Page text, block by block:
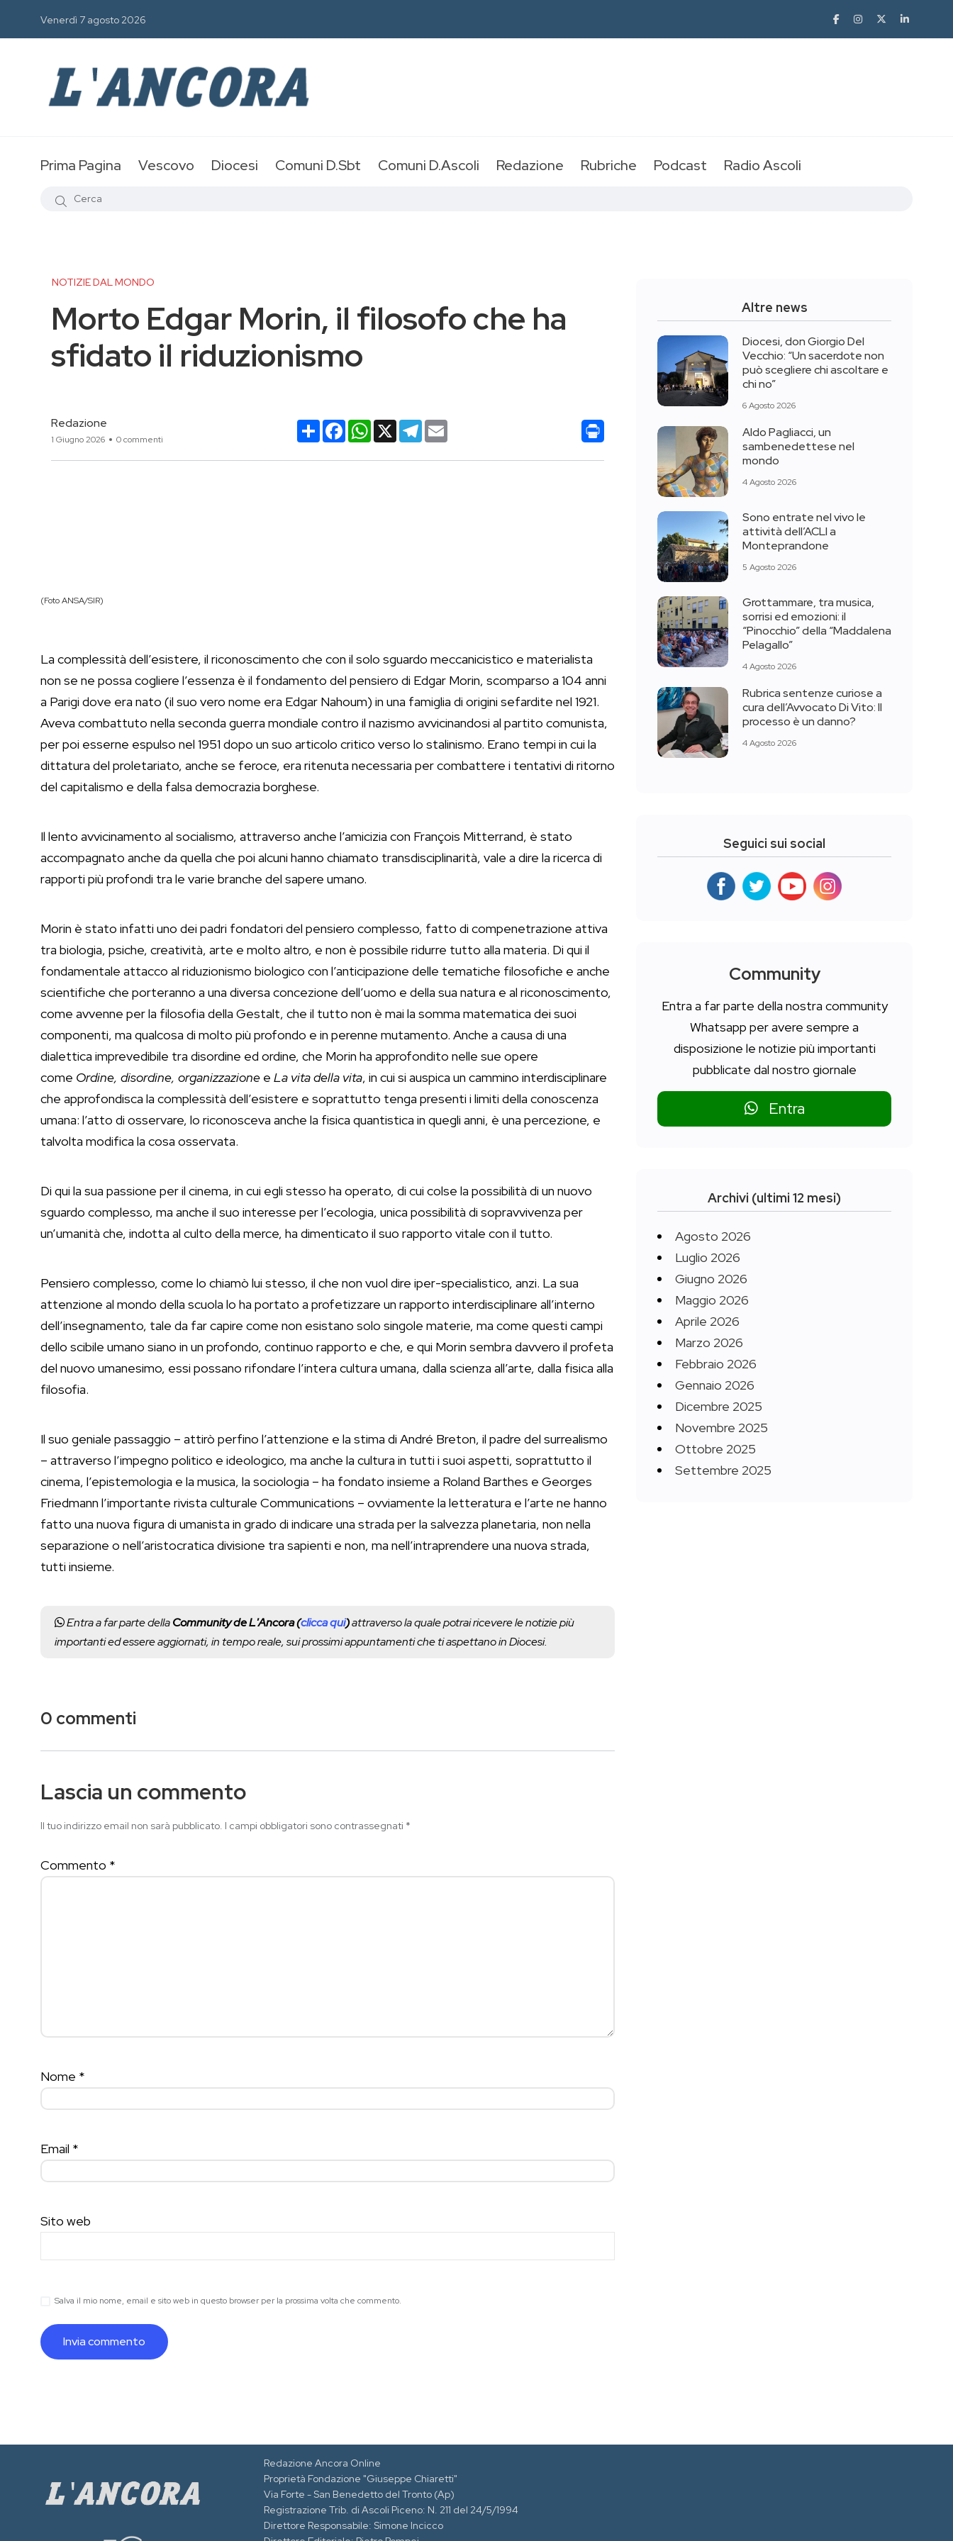
Venerdì 7 agosto 2026
Prima Pagina Vescovo Diocesi Comuni D.Sbt Comuni D.Ascoli Redazione Rubriche Podcast Radio Ascoli
NOTIZIE DAL MONDO
Morto Edgar Morin, il filosofo che ha
sfidato il riduzionismo
Redazione
1 Giugno 2026 0 commenti
CondividiFacebookWhatsApp
X Telegram
(Foto ANSA/SIR)
La complessità dell’esistere, il riconoscimento che con il solo sguardo meccanicistico e materialista
non se ne possa cogliere l’essenza è il fondamento del pensiero di Edgar Morin, scomparso a 104 anni
a Parigi dove era nato (il suo vero nome era Edgar Nahoum) in una famiglia di origini sefardite nel 1921.
Aveva combattuto nella seconda guerra mondiale contro il nazismo avvicinandosi al partito comunista,
per poi esserne espulso nel 1951 dopo un suo articolo critico verso lo stalinismo. Erano tempi in cui la
dittatura del proletariato, anche se feroce, era ritenuta necessaria per combattere i tentativi di ritorno
del capitalismo e della falsa democrazia borghese.
Il lento avvicinamento al socialismo, attraverso anche l’amicizia con François Mitterrand, è stato
accompagnato anche da quella che poi alcuni hanno chiamato transdisciplinarità, vale a dire la ricerca di
rapporti più profondi tra le varie branche del sapere umano.
Morin è stato infatti uno dei padri fondatori del pensiero complesso, fatto di compenetrazione attiva
tra biologia, psiche, creatività, arte e molto altro, e non è possibile ridurre tutto alla materia. Di qui il
fondamentale attacco al riduzionismo biologico con l’anticipazione delle tematiche filosofiche e anche
scientifiche che porteranno a una diversa concezione dell’uomo e della sua natura e al riconoscimento,
come avvenne per la filosofia della Gestalt, che il tutto non è mai la somma matematica dei suoi
componenti, ma qualcosa di molto più profondo e in perenne mutamento. Anche a causa di una
dialettica imprevedibile tra disordine ed ordine, che Morin ha approfondito nelle sue opere
come Ordine, disordine, organizzazione e La vita della vita, in cui si auspica un cammino interdisciplinare
che approfondisca la complessità dell’esistere e soprattutto tenga presenti i limiti della conoscenza
umana: l’atto di osservare, lo riconosceva anche la fisica quantistica in quegli anni, è una percezione, e
talvolta modifica la cosa osservata.
Di qui la sua passione per il cinema, in cui egli stesso ha operato, di cui colse la possibilità di un nuovo
sguardo complesso, ma anche il suo interesse per l’ecologia, unica possibilità di sopravvivenza per
un’umanità che, indotta al culto della merce, ha dimenticato il suo rapporto vitale con il tutto.
Pensiero complesso, come lo chiamò lui stesso, il che non vuol dire iper-specialistico, anzi. La sua
attenzione al mondo della scuola lo ha portato a profetizzare un rapporto interdisciplinare all’interno
dell’insegnamento, tale da far capire come non esistano solo singole materie, ma come questi campi
dello scibile umano siano in un profondo, continuo rapporto e che, e qui Morin sembra davvero il profeta
del nuovo umanesimo, essi possano rifondare l’intera cultura umana, dalla scienza all’arte, dalla fisica alla
filosofia.
Il suo geniale passaggio – attirò perfino l’attenzione e la stima di André Breton, il padre del surrealismo
– attraverso l’impegno politico e ideologico, ma anche la cultura in tutti i suoi aspetti, soprattutto il
cinema, l’epistemologia e la musica, la sociologia – ha fondato insieme a Roland Barthes e Georges
Friedmann l’importante rivista culturale Communications – ovviamente la letteratura e l’arte ne hanno
fatto una nuova figura di umanista in grado di indicare una strada per la salvezza planetaria, non nella
separazione o nell’aristocratica divisione tra sapienti e non, ma nell’intraprendere una nuova strada,
tutti insieme.
Entra a far parte dellaCommunity de L'Ancora (clicca qui)attraverso la quale potrai ricevere le notizie più
importanti ed essere aggiornati, in tempo reale, sui prossimi appuntamenti che ti aspettano in Diocesi.
0 commenti
Lascia un commento
Il tuo indirizzo email non sarà pubblicato. I campi obbligatori sono contrassegnati *
Commento *
Nome *
Email *
Sito web
Salva il mio nome, email e sito web in questo browser per la prossima volta che commento.
Altre news
Diocesi, don Giorgio Del
Vecchio: “Un sacerdote non
può scegliere chi ascoltare e
chi no”
6 Agosto 2026
Aldo Pagliacci, un
sambenedettese nel
mondo
4 Agosto 2026
Sono entrate nel vivo le
attività dell’ACLI a
Monteprandone
5 Agosto 2026
Grottammare, tra musica,
sorrisi ed emozioni: il
“Pinocchio” della “Maddalena
Pelagallo”
4 Agosto 2026
Rubrica sentenze curiose a
cura dell’Avvocato Di Vito: Il
processo è un danno?
4 Agosto 2026
Seguici sui social
Community
Entra a far parte della nostra community
Whatsapp per avere sempre a
disposizione le notizie più importanti
pubblicate dal nostro giornale
Entra
Archivi (ultimi 12 mesi)
Agosto 2026
Luglio 2026
Giugno 2026
Maggio 2026
Aprile 2026
Marzo 2026
Febbraio 2026
Gennaio 2026
Dicembre 2025
Novembre 2025
Ottobre 2025
Settembre 2025
Redazione Ancora Online
Proprietà Fondazione "Giuseppe Chiaretti"
Via Forte - San Benedetto del Tronto (Ap)
Registrazione Trib. di Ascoli Piceno: N. 211 del 24/5/1994
Direttore Responsabile: Simone Incicco